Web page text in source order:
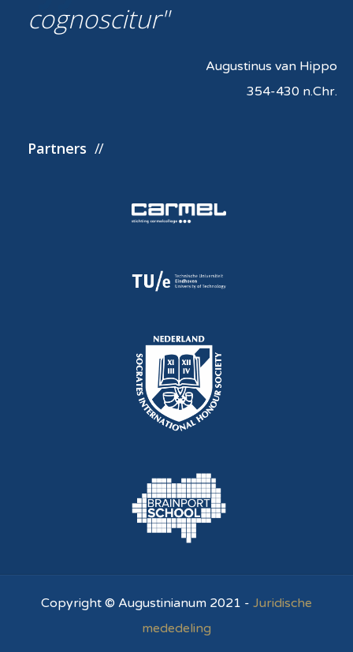
cognoscitur
Augustinus van Hippo
354-430 n.Chr.
Partners
Copyright © Augustinianum 2021 - Juridische
mededeling